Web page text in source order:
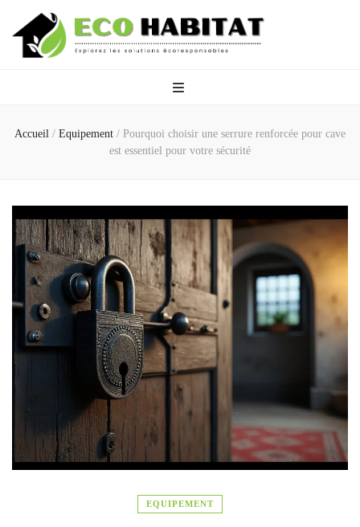
Eco Habitat
Accueil / Equipement / Pourquoi choisir une serrure renforcée pour cave
est essentiel pour votre sécurité
EQUIPEMENT